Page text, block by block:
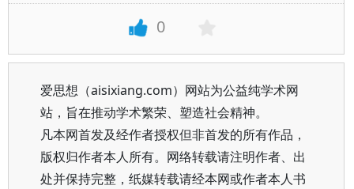
0
爱思想（aisixiang.com）网站为公益纯学术网
站，旨在推动学术繁荣、塑造社会精神。
凡本网首发及经作者授权但非首发的所有作品，
版权归作者本人所有。网络转载请注明作者、出
处并保持完整，纸媒转载请经本网或作者本人书